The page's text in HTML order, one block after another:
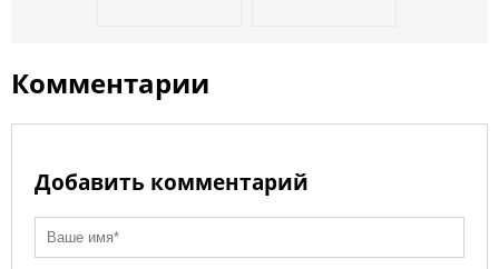
Комментарии
Добавить комментарий